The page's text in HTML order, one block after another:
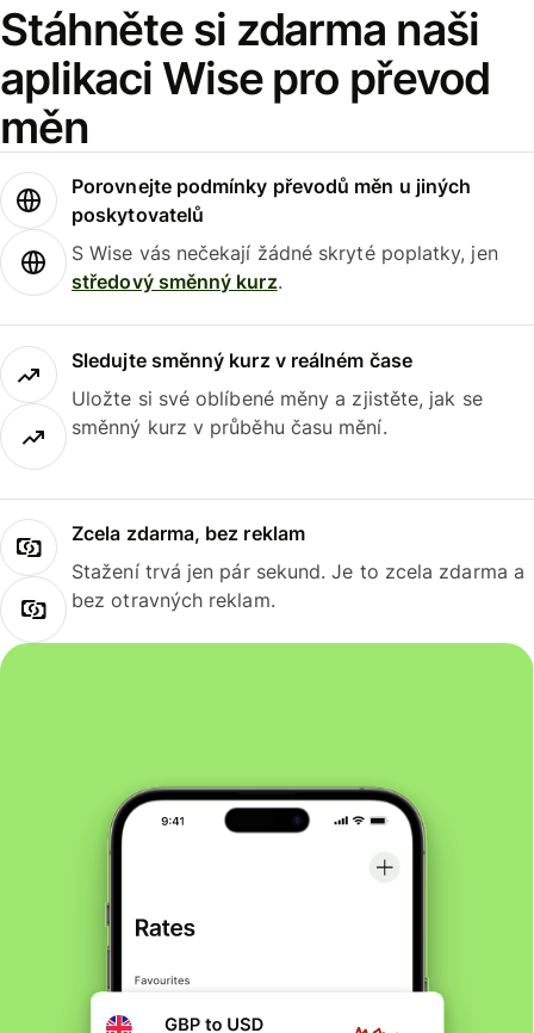
Stáhněte si zdarma naši
aplikaci Wise pro převod
měn
Porovnejte podmínky převodů měn u jiných
poskytovatelů
S Wise vás nečekají žádné skryté poplatky, jen
středový směnný kurz.
Sledujte směnný kurz v reálném čase
Uložte si své oblíbené měny a zjistěte, jak se
směnný kurz v průběhu času mění.
Zcela zdarma, bez reklam
Stažení trvá jen pár sekund. Je to zcela zdarma a
bez otravných reklam.